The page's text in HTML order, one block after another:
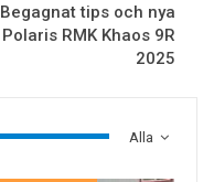
Begagnat tips och nya
Polaris RMK Khaos 9R
2025
Alla